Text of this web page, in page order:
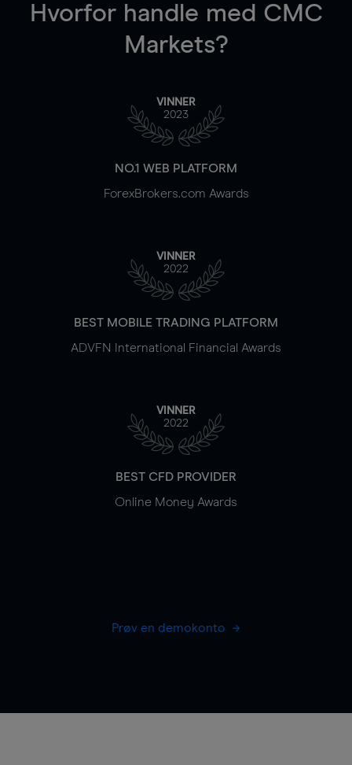
Hvorfor handle med CMC
Markets?
VINNER
2023
NO.1 WEB PLATFORM
ForexBrokers.com Awards
VINNER
2022
BEST MOBILE TRADING PLATFORM
ADVFN International Financial Awards
VINNER
2022
BEST CFD PROVIDER
Online Money Awards
Prøv en demokonto